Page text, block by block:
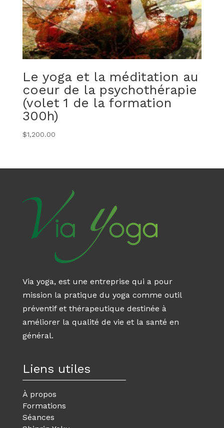
Le yoga et la méditation au
coeur de la psychothérapie
(volet 1 de la formation
300h)
$1,200.00
Via yoga, est une entreprise qui a pour
mission la pratique du yoga comme outil
préventif et thérapeutique destinée à
améliorer la qualité de vie et la santé en
général.
Liens utiles
À propos
Formations
Séances